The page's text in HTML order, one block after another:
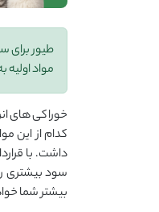
طیور برای
مواد اولیه
خوراکی های
کدام از این
داشت. با
سود بیشتری
بیشتر شما